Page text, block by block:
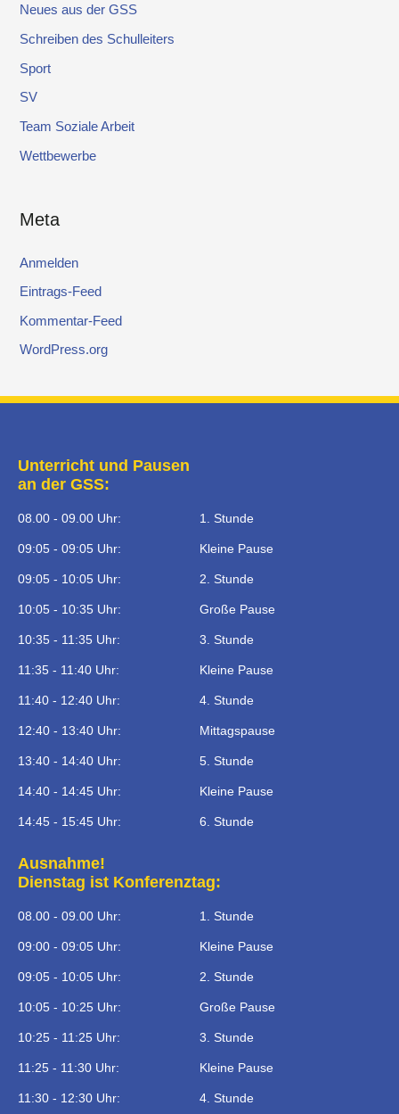
Neues aus der GSS
Schreiben des Schulleiters
Sport
SV
Team Soziale Arbeit
Wettbewerbe
Meta
Anmelden
Eintrags-Feed
Kommentar-Feed
WordPress.org
Unterricht und Pausen
an der GSS:
08.00 - 09.00 Uhr: 1. Stunde
09:05 - 09:05 Uhr: Kleine Pause
09:05 - 10:05 Uhr: 2. Stunde
10:05 - 10:35 Uhr: Große Pause
10:35 - 11:35 Uhr: 3. Stunde
11:35 - 11:40 Uhr: Kleine Pause
11:40 - 12:40 Uhr: 4. Stunde
12:40 - 13:40 Uhr: Mittagspause
13:40 - 14:40 Uhr: 5. Stunde
14:40 - 14:45 Uhr: Kleine Pause
14:45 - 15:45 Uhr: 6. Stunde
Ausnahme!
Dienstag ist Konferenztag:
08.00 - 09.00 Uhr: 1. Stunde
09:00 - 09:05 Uhr: Kleine Pause
09:05 - 10:05 Uhr: 2. Stunde
10:05 - 10:25 Uhr: Große Pause
10:25 - 11:25 Uhr: 3. Stunde
11:25 - 11:30 Uhr: Kleine Pause
11:30 - 12:30 Uhr: 4. Stunde